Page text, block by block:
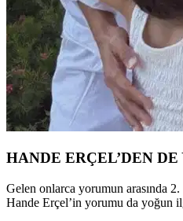
HANDE ERÇEL’DEN
Gelen onlarca yorumun arasında
Hande Erçel’in yorumu da yoğun